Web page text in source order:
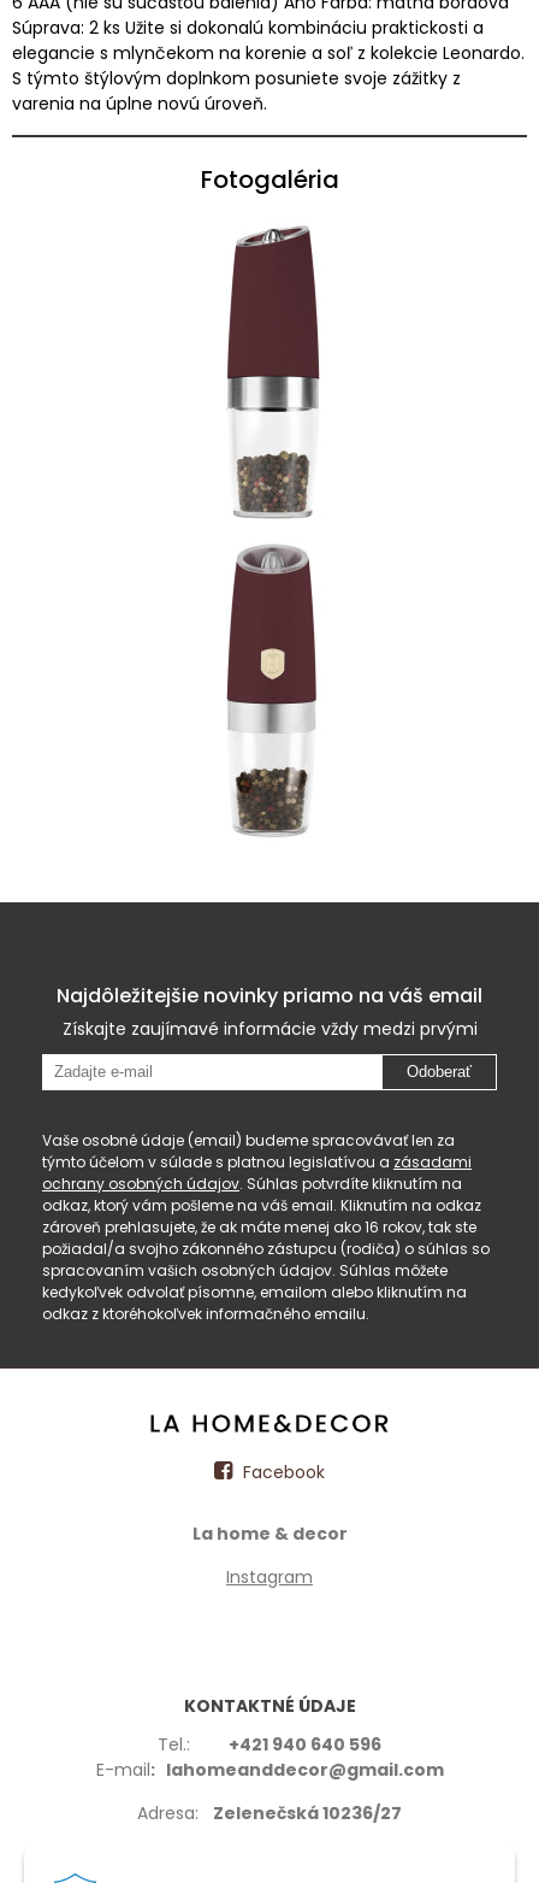
Súprava: 2 ks Užite si dokonalú kombináciu praktickosti a
elegancie s mlynčekom na korenie a soľ z kolekcie Leonardo.
S týmto štýlovým doplnkom posuniete svoje zážitky z
varenia na úplne novú úroveň.
Fotogaléria
Najdôležitejšie novinky priamo na váš email
Získajte zaujímavé informácie vždy medzi prvými
Odoberať
Vaše osobné údaje (email) budeme spracovávať len za
týmto účelom v súlade s platnou legislatívou a zásadami
ochrany osobných údajov. Súhlas potvrdíte kliknutím na
odkaz, ktorý vám pošleme na váš email. Kliknutím na odkaz
zároveň prehlasujete, že ak máte menej ako 16 rokov, tak ste
požiadal/a svojho zákonného zástupcu (rodiča) o súhlas so
spracovaním vašich osobných údajov. Súhlas môžete
kedykoľvek odvolať písomne, emailom alebo kliknutím na
odkaz z ktoréhokoľvek informačného emailu.
Facebook
La home & decor
Instagram
KONTAKTNÉ ÚDAJE
Tel.: +421 940 640 596
E-mail: lahomeanddecor@gmail.com
Adresa: Zelenečská 10236/27